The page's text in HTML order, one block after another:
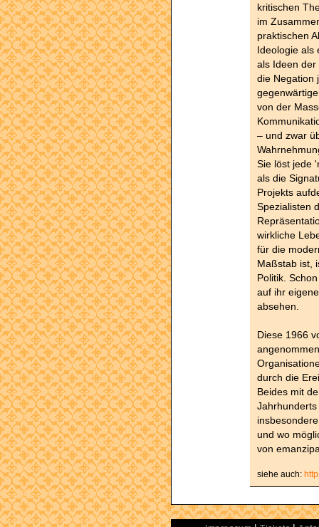
kritischen
im
praktischen
Ideologie als
als Ideen der
die Negation
von der
– und zwar
Sie löst jede
als die
Projekts
Spezialisten
wirkliche
für die
Maßstab ist,
Politik.
auf ihr
absehen.
Diese 1966
durch die
Beides mit
und wo
von
siehe auch: